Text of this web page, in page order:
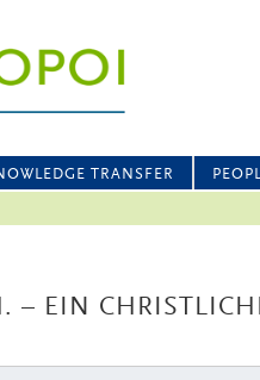
TRANSFER
– EIN